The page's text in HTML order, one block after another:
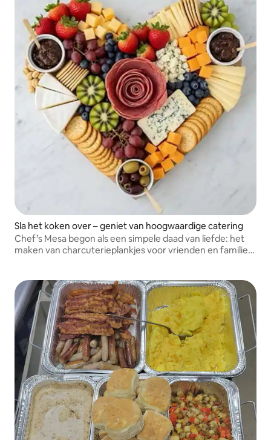
Sla het koken over – geniet van hoogwaardige catering
Chef’s Mesa begon als een simpele daad van liefde: het
maken van charcuterieplankjes voor vrienden en familie.